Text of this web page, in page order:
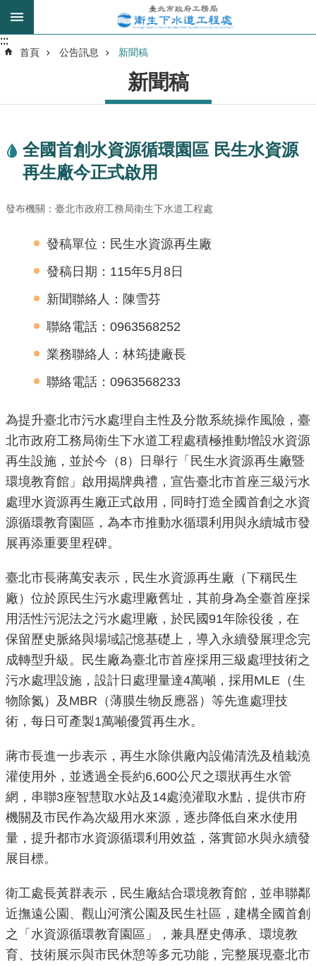
跳到主要內容區塊
進
我
的
分
是
業
務
資
訊
政
府
訊
公
開
點
業
務
政
園
地
民
服
網
站
導
:::
:::
首頁 公告訊息 新聞稿
新聞稿
全國首創水資源循環園區 民生水資源
再生廠今正式啟用
發布機關：臺北市政府工務局衛生下水道工程處
發稿單位：民生水資源再生廠
發稿日期：115年5月8日
新聞聯絡人：陳雪芬
聯絡電話：0963568252
業務聯絡人：林筠捷廠長
聯絡電話：0963568233
為提升臺北市污水處理自主性及分散系統操作風險，臺
北市政府工務局衛生下水道工程處積極推動增設水資源
再生設施，並於今（8）日舉行「民生水資源再生廠暨
環境教育館」啟用揭牌典禮，宣告臺北市首座三級污水
處理水資源再生廠正式啟用，同時打造全國首創之水資
源循環教育園區，為本市推動水循環利用與永續城市發
展再添重要里程碑。
臺北市長蔣萬安表示，民生水資源再生廠（下稱民生
廠）位於原民生污水處理廠舊址，其前身為全臺首座採
用活性污泥法之污水處理廠，於民國91年除役後，在
保留歷史脈絡與場域記憶基礎上，導入永續發展理念完
成轉型升級。民生廠為臺北市首座採用三級處理技術之
污水處理設施，設計日處理量達4萬噸，採用MLE（生
物除氮）及MBR（薄膜生物反應器）等先進處理技
術，每日可產製1萬噸優質再生水。
蔣市長進一步表示，再生水除供廠內設備清洗及植栽澆
灌使用外，並透過全長約6,600公尺之環狀再生水管
網，串聯3座智慧取水站及14處澆灌取水點，提供市府
機關及市民作為次級用水來源，逐步降低自來水使用
量，提升都市水資源循環利用效益，落實節水與永續發
展目標。
衛工處長黃群表示，民生廠結合環境教育館，並串聯鄰
近撫遠公園、觀山河濱公園及民生社區，建構全國首創
之「水資源循環教育園區」，兼具歷史傳承、環境教
育、技術展示與市民休憩等多元功能，完整展現臺北市